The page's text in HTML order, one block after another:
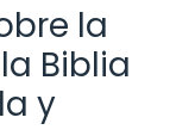
la
Biblia
y